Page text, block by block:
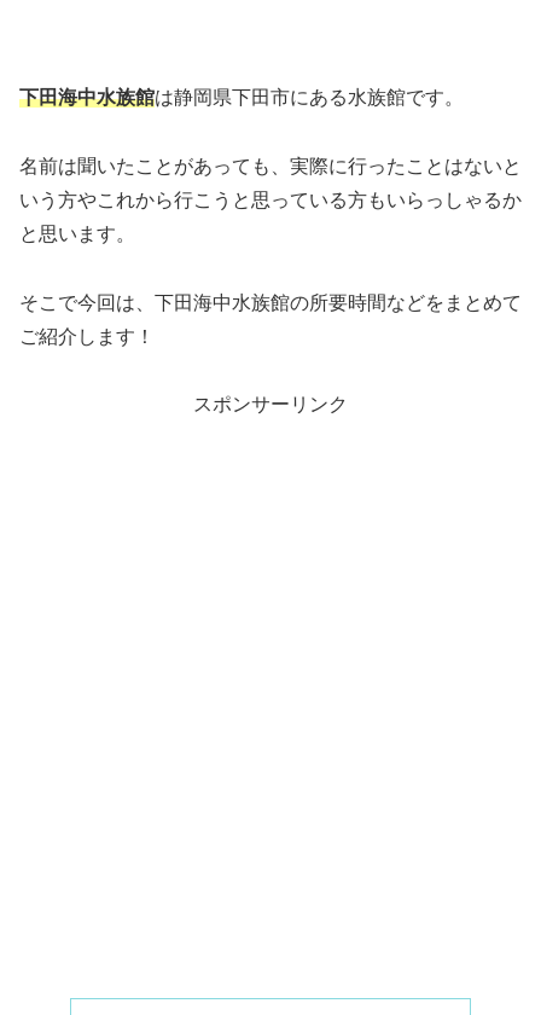
下田海中水族館は静岡県下田市にある水族館です。
名前は聞いたことがあっても、実際に行ったことはないと
いう方やこれから行こうと思っている方もいらっしゃるか
と思います。
そこで今回は、下田海中水族館の所要時間などをまとめて
ご紹介します！
スポンサーリンク